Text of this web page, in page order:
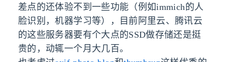
差点的还体验不到一些功能（例如immich的人
脸识别，机器学习等），目前阿里云、腾讯云
的这些服务器要有个大点的SSD做存储还是挺
贵的，动辄一个月大几百。